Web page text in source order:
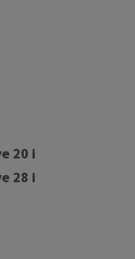
20 i
28 i